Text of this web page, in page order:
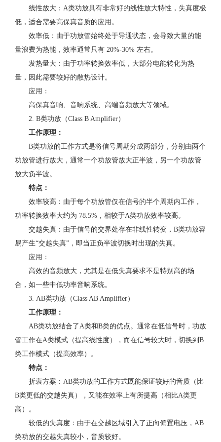
线性放大：A类功放具有非常好的线性放大特性，失真度极
低，适合需要高保真音质的应用。
效率低：由于功放管始终处于导通状态，会导致大量的能
量浪费为热能，效率通常只有 20%-30% 左右。
发热量大：由于功率转换效率低，大部分电能转化为热
量，因此需要较好的散热设计。
应用：
高保真音响、音响系统、高端音频放大等领域。
2. B类功放（Class B Amplifier）
工作原理：
B类功放的工作方式是将信号周期分成两部分，分别由两个
功放管进行放大，通常一个功放管放大正半波，另一个功放管
放大负半波。
特点：
效率较高：由于每个功放管仅在信号的半个周期内工作，
功率转换效率大约为 78.5%，相较于A类功放效率较高。
交越失真：由于信号的交界处存在非线性转变，B类功放容
易产生“交越失真”，即当正负半波切换时出现的失真。
应用：
高效的音频放大，尤其是在低失真要求不是特别高的场
合，如一些中低功率音响系统。
3. AB类功放（Class AB Amplifier）
工作原理：
AB类功放结合了A类和B类的优点。通常在低信号时，功放
管工作在A类模式（提高线性度），而在信号较大时，切换到B
类工作模式（提高效率）。
特点：
折衷方案：AB类功放的工作方式既能保证较好的音质（比
B类更低的交越失真），又能在效率上有所提高（相比A类更
高）。
较低的失真度：由于在交越区域引入了正向偏置电压，AB
类功放的交越失真较小，音质较好。